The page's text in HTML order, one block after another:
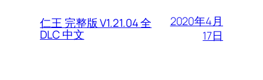
仁王 完整版 V1.21.04 全
DLC 中文
2020年4月
17日